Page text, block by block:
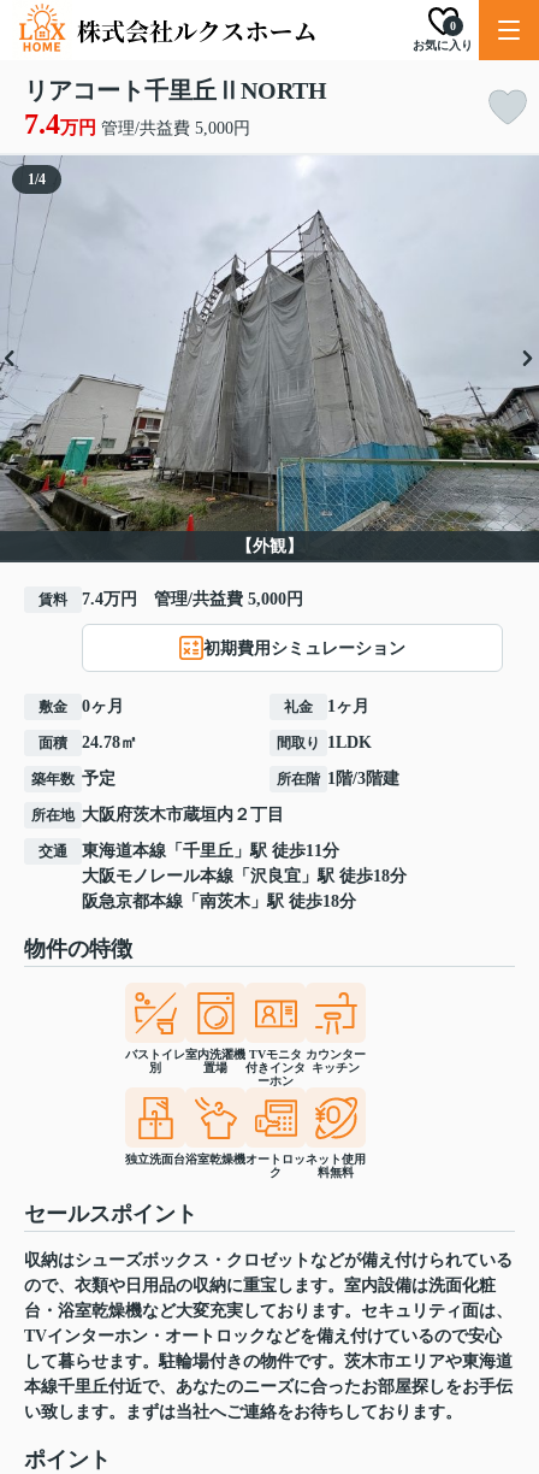
お気に入り
0
リアコート千里丘ⅡNORTH
7.4万円 管理/共益費 5,000円
【外観】
1/4
賃料 7.4万円 管理/共益費 5,000円
初期費用シミュレーション
敷金 0ヶ月 礼金 1ヶ月
面積 24.78㎡ 間取り 1LDK
築年数 予定 所在階 1階/3階建
所在地 大阪府茨木市蔵垣内 ２丁目
交通 東海道本線 「 千里丘 」駅 徒歩11分
大阪モノレール本線 「 沢良宜 」駅 徒歩18分
阪急京都本線 「 南茨木 」駅 徒歩18分
物件の特徴
バストイレ
別
室内洗濯機
置場
TVモニタ
付きインタ
ーホン
カウンター
キッチン
独立洗面台浴室乾燥機オートロッ
ク
ネット使用
料無料
セールスポイント
収納はシューズボックス・クロゼットなどが備え付けられている
ので、衣類や日用品の収納に重宝します。室内設備は洗面化粧
台・浴室乾燥機など大変充実しております。セキュリティ面は、
TVインターホン・オートロックなどを備え付けているので安心
して暮らせます。駐輪場付きの物件です。茨木市エリアや東海道
本線千里丘付近で、あなたのニーズに合ったお部屋探しをお手伝
い致します。まずは当社へご連絡をお待ちしております。
ポイント